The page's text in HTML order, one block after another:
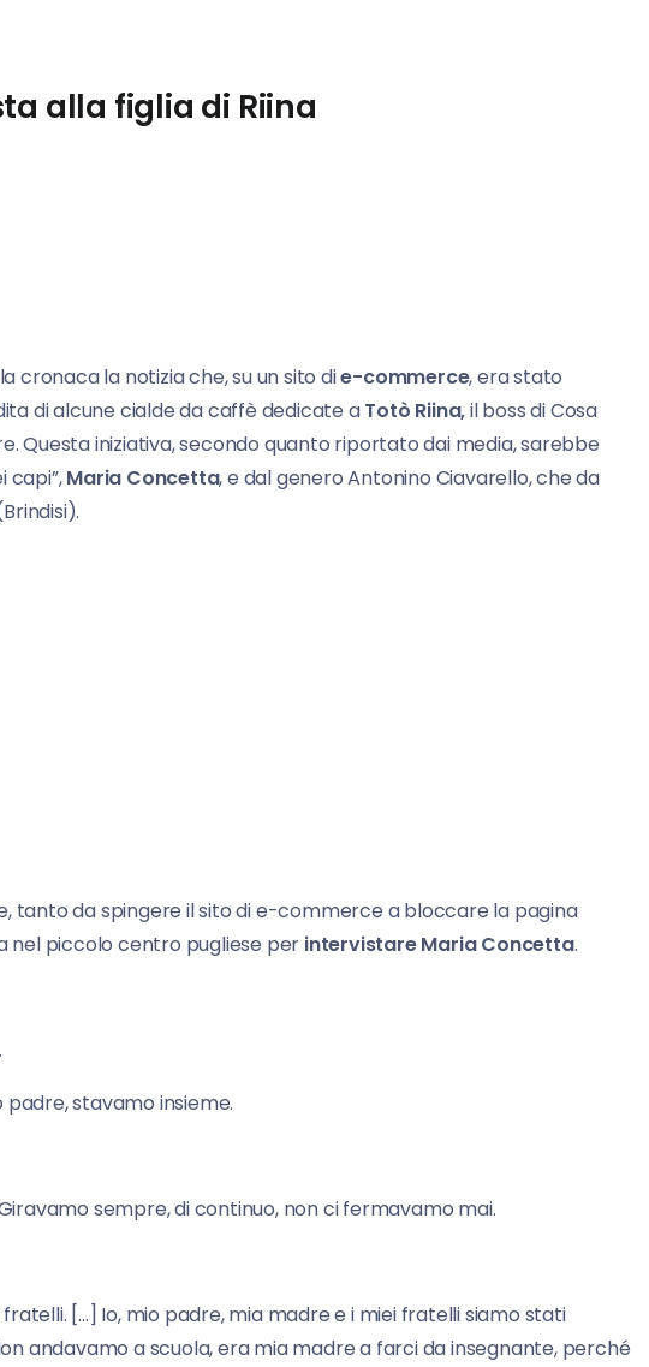
alla figlia di Riina
cronaca la notizia che, su un sito die-commerce, era stato
di alcune cialde da caffè dedicate aTotò Riina,il boss di Cosa
Questa iniziativa, secondo quanto riportato dai media, sarebbe
capi”,Maria Concetta, e dal genero Antonino Ciavarello, che da
tanto da spingere il sito di e-commerce a bloccare la pagina
nel piccolo centro pugliese per intervistare Maria Concetta.
stavamo insieme.
sempre, di continuo, non ci fermavamo mai.
fratelli. […] Io, mio padre, mia madre e i miei fratelli siamo stati
andavamo a scuola, era mia madre a farci da insegnante, perché